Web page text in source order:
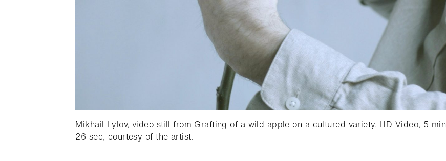
Mikhail Lylov, video still from Grafting of a wild apple on a cultured variety, HD Video, 5 min
26 sec, courtesy of the artist.